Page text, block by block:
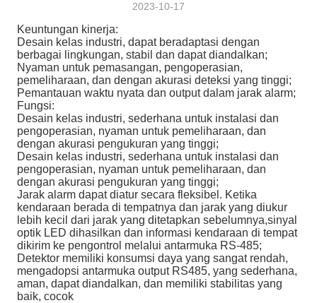
2023-10-17
Keuntungan kinerja:
Desain kelas industri, dapat beradaptasi dengan
berbagai lingkungan, stabil dan dapat diandalkan;
Nyaman untuk pemasangan, pengoperasian,
pemeliharaan, dan dengan akurasi deteksi yang tinggi;
Pemantauan waktu nyata dan output dalam jarak alarm;
Fungsi:
Desain kelas industri, sederhana untuk instalasi dan
pengoperasian, nyaman untuk pemeliharaan, dan
dengan akurasi pengukuran yang tinggi;
Desain kelas industri, sederhana untuk instalasi dan
pengoperasian, nyaman untuk pemeliharaan, dan
dengan akurasi pengukuran yang tinggi;
Jarak alarm dapat diatur secara fleksibel. Ketika
kendaraan berada di tempatnya dan jarak yang diukur
lebih kecil dari jarak yang ditetapkan sebelumnya,sinyal
optik LED dihasilkan dan informasi kendaraan di tempat
dikirim ke pengontrol melalui antarmuka RS-485;
Detektor memiliki konsumsi daya yang sangat rendah,
mengadopsi antarmuka output RS485, yang sederhana,
aman, dapat diandalkan, dan memiliki stabilitas yang
baik, cocok